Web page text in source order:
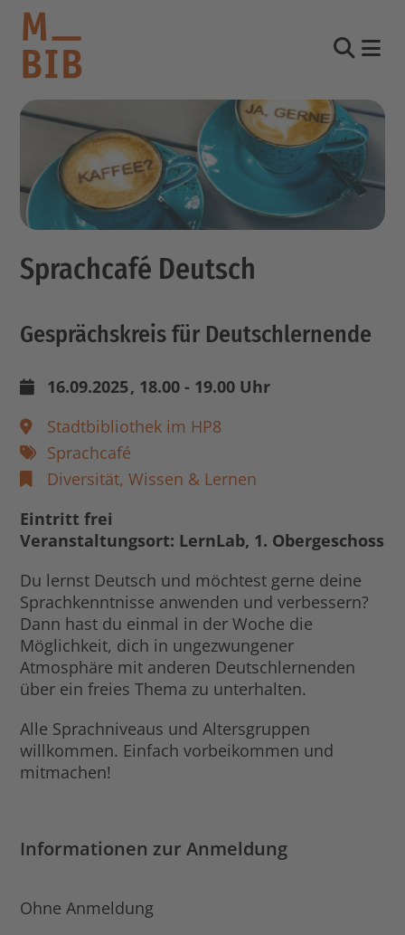
Sprachcafé Deutsch
Gesprächskreis für Deutschlernende
16.09.2025, 18.00 - 19.00 Uhr
Stadtbibliothek im HP8
Sprachcafé
Diversität,Wissen & Lernen
Eintritt frei
Veranstaltungsort: LernLab, 1. Obergeschoss
Du lernst Deutsch und möchtest gerne deine
Sprachkenntnisse anwenden und verbessern?
Dann hast du einmal in der Woche die
Möglichkeit, dich in ungezwungener
Atmosphäre mit anderen Deutschlernenden
über ein freies Thema zu unterhalten.
Alle Sprachniveaus und Altersgruppen
willkommen. Einfach vorbeikommen und
mitmachen!
Informationen zur Anmeldung
Ohne Anmeldung
informieren
entdecken
mitmachen
Login Konto
other languages